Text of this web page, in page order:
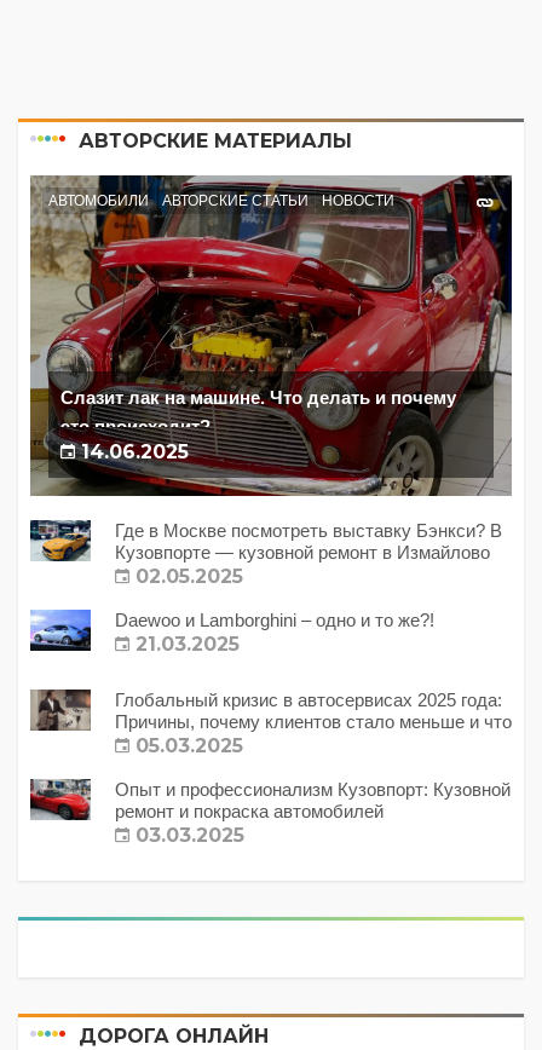
АВТОРСКИЕ МАТЕРИАЛЫ
АВТОМОБИЛИ АВТОРСКИЕ СТАТЬИ НОВОСТИ
Слазит лак на машине. Что делать и почему
это происходит?
14.06.2025
Где в Москве посмотреть выставку Бэнкси? В
Кузовпорте — кузовной ремонт в Измайлово
02.05.2025
Daewoo и Lamborghini – одно и то же?!
21.03.2025
Глобальный кризис в автосервисах 2025 года:
Причины, почему клиентов стало меньше и что
с этим делать?
05.03.2025
Опыт и профессионализм Кузовпорт: Кузовной
ремонт и покраска автомобилей
03.03.2025
ДОРОГА ОНЛАЙН